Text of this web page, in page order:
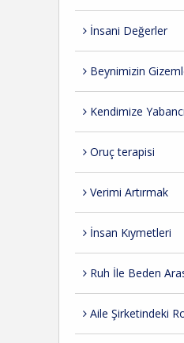
İnsani Değerler
Beynimizin
Kendimize
Oruç terapisi
Verimi Artırmak
İnsan Kıymetleri
Ruh İle Beden
Aile Şirketindeki